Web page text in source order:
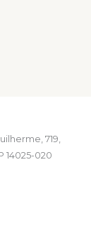
719,
14025-020